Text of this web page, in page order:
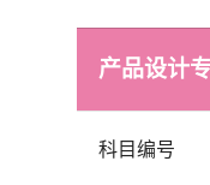
产品设计
科目编号